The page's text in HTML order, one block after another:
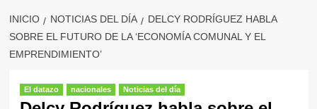
INICIO NOTICIAS DEL DÍA
DELCY RODRÍGUEZ HABLA
SOBRE EL FUTURO DE LA ‘ECONOMÍA COMUNAL Y EL
EMPRENDIMIENTO’
El datazo nacionales Noticias del día